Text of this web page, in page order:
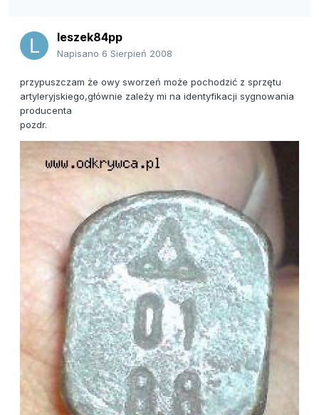
leszek84pp
Napisano 6 Sierpień 2008
przypuszczam że owy sworzeń może pochodzić z sprzętu
artyleryjskiego,głównie zależy mi na identyfikacji sygnowania
producenta
pozdr.